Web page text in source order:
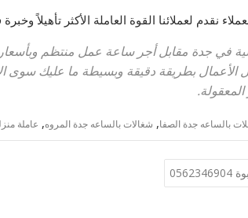
نقدم لعملائنا القوة العاملة الأكثر تأهيلاً
في جدة مقابل أجر ساعة عمل منتظم وبأسعار
الأعمال بطريقة دقيقة وبسيطة ما عليك سوى
بالساعه جدة الصفا, شغالات بالساعه جدة المروه, عاملة